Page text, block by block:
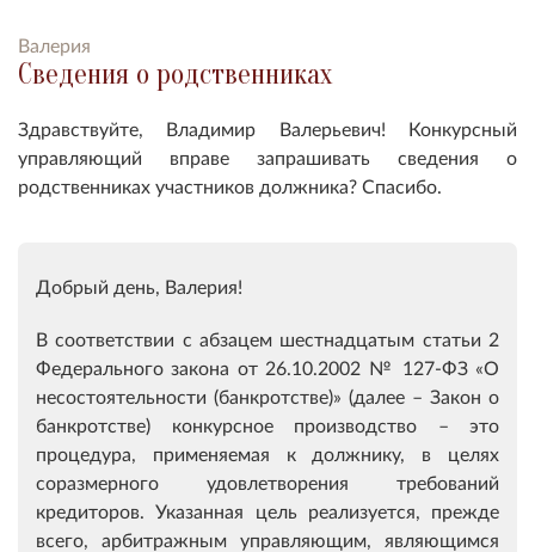
Валерия
Сведения о родственниках
Здравствуйте, Владимир Валерьевич! Конкурсный
управляющий вправе запрашивать сведения о
родственниках участников должника? Спасибо.
Добрый день, Валерия!
В соответствии с абзацем шестнадцатым статьи 2
Федерального закона от 26.10.2002 № 127-ФЗ «О
несостоятельности (банкротстве)» (далее – Закон о
банкротстве) конкурсное производство – это
процедура, применяемая к должнику, в целях
соразмерного удовлетворения требований
кредиторов. Указанная цель реализуется, прежде
всего, арбитражным управляющим, являющимся